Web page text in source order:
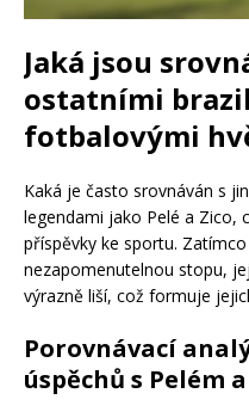
Jaká jsou
ostatními
fotbalovými
Kaká je často srovnáván s
legendami jako Pelé a Zico,
příspěvky ke sportu.
nezapomenutelnou stopu,
výrazně liší, což formuje
Porovnávací
úspěchů s Pelém